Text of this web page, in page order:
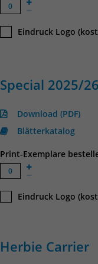
Eindruck Logo
Special 2025/
Download (PDF)
Blätterkatalog
Print-Exemplare
Eindruck Logo
Herbie Carrier